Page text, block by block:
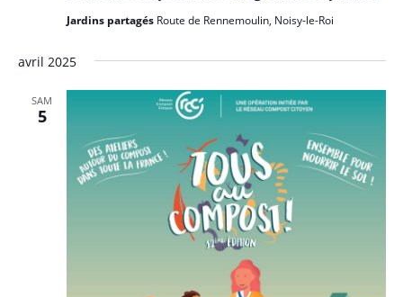
Jardins partagés Route de Rennemoulin, Noisy-le-Roi
avril 2025
SAM
5